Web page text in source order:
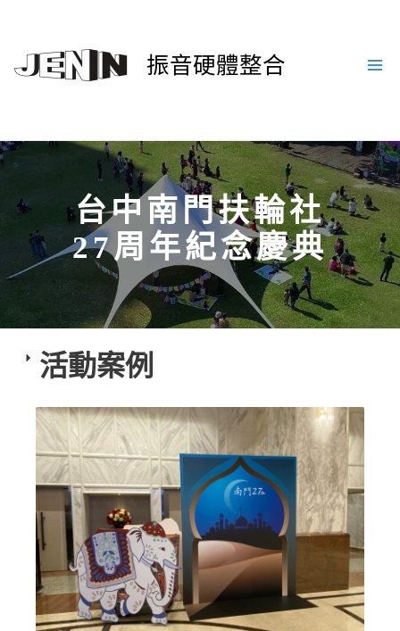
振音硬體整合
台中南門扶輪社
27周年紀念慶典
活動案例